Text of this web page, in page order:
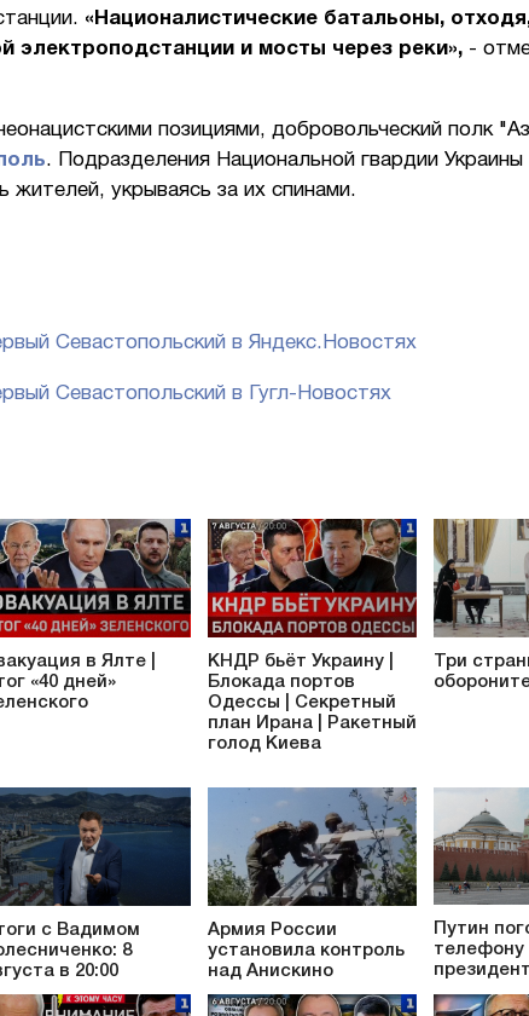
«Националистические батальоны,
электроподстанции и мосты через реки», -
позициями, добровольческий полк
. Подразделения Национальной гвардии Украины
жителей, укрываясь за их спинами.
Севастопольский в Яндекс.Новостях
Севастопольский в Гугл-Новостях
в Ялте |
«40 дней»
КНДР бьёт Украину |
Блокада портов
Одессы | Секретный
план Ирана | Ракетный
голод Киева
Три
с Вадимом
8
в 20:00
Армия России
установила контроль
над Анискино
Путин
телефону